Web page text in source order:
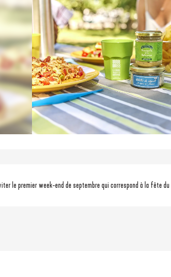
le premier week-end de septembre qui correspond à la fête